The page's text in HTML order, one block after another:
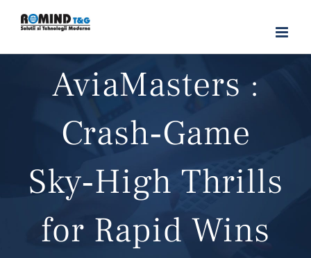
content
AviaMasters :
Crash‑Game
Sky‑High Thrills
for Rapid Wins